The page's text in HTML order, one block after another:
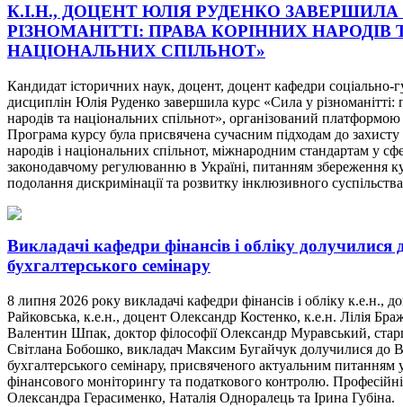
К.І.Н., ДОЦЕНТ ЮЛІЯ РУДЕНКО
РІЗНОМАНІТТІ: ПРАВА КОРІННИХ НАРОДІВ
НАЦІОНАЛЬНИХ СПІЛЬНОТ»
Кандидат історичних наук, доцент, доцент кафедри соціально-
дисциплін Юлія Руденко завершила курс «Сила у різноманітті:
народів та національних спільнот», організований
Програма курсу була присвячена сучасним підходам до
народів і національних спільнот, міжнародним стандартам у
законодавчому регулюванню в Україні, питанням збереження
подолання дискримінації та розвитку інклюзивного
Викладачі кафедри фінансів і обліку долучилися
бухгалтерського семінару
8 липня 2026 року викладачі кафедри фінансів і обліку к.е.н.,
Райковська, к.е.н., доцент Олександр Костенко, к.е.н. Лілія
Валентин Шпак, доктор філософії Олександр Муравський,
Світлана Бобошко, викладач Максим Бугайчук долучилися до
бухгалтерського семінару, присвяченого актуальним питанням
фінансового моніторингу та податкового контролю.
Олександра Герасименко, Наталія Одноралець та Ірина Губіна.